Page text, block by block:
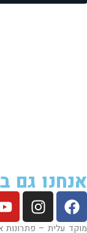
אנחנו גם
מוקד עלית – פתרונות